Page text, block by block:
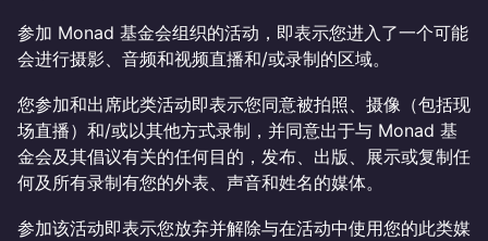
参加 Monad 基金会组织的活动，即表示您进入了一个可能
会进行摄影、音频和视频直播和/或录制的区域。
您参加和出席此类活动即表示您同意被拍照、摄像（包括现
场直播）和/或以其他方式录制，并同意出于与 Monad 基
金会及其倡议有关的任何目的，发布、出版、展示或复制任
何及所有录制有您的外表、声音和姓名的媒体。
参加该活动即表示您放弃并解除与在活动中使用您的此类媒